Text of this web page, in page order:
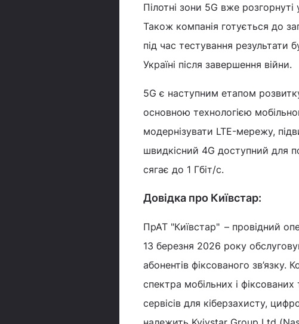
Пілотні зони 5G вже
Також компанія готується до
під час тестування результати
Україні після завершення війни.
5G є наступним етапом
основною технологією
модернізувати LTE-мережу,
швидкісний 4G доступний для
сягає до 1 Гбіт/с.
Довідка про Київстар:
ПрАТ "Київстар" – провідний
13 березня 2026 року
абонентів фіксованого
спектра мобільних і
сервісів для кіберзахисту,